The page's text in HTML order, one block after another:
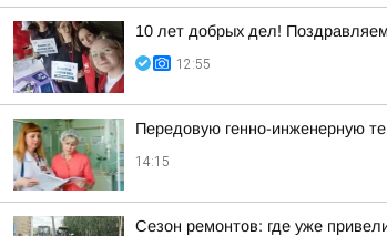
10 лет добрых дел!
12:55
Передовую генно-инженерную
14:15
Сезон ремонтов: где уже